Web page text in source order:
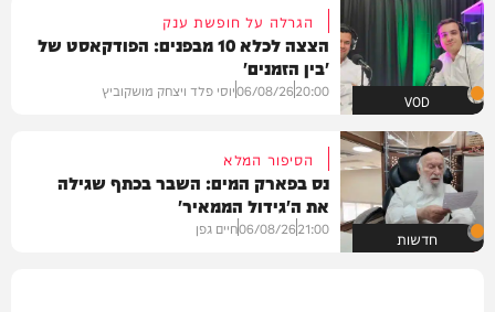
VOD
הגרלה על חופשת ענק
הצצה לכלא 10 מבפנים: הפודקאסט של
'בין הזמנים'
20:00
06/08/26יוסי פלד ויצחק מושקוביץ
חדשות
הסיפור המלא
נס בפארק המים: השבר בכתף שגילה
את ה'גידול הממאיר'
21:00
06/08/26חיים גפן